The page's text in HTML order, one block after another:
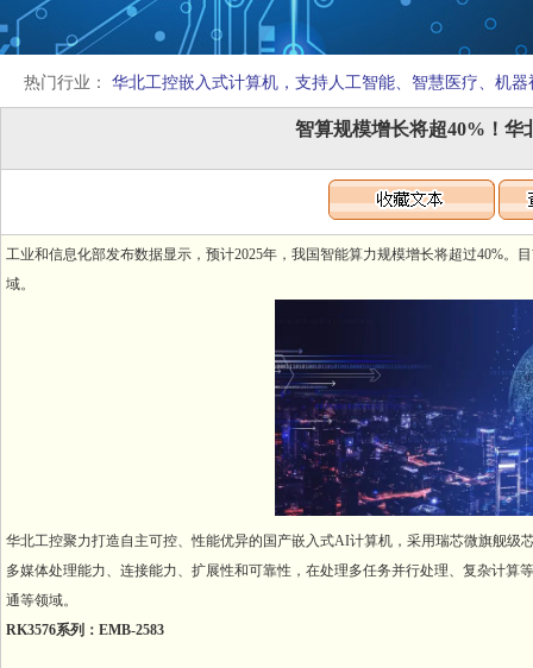
热门行业： 华北工控嵌入式计算机，支持人工智能、智慧医疗、机
智算规模增长将超40%！
工业和信息化部发布数据显示，预计2025年，我国智能算力规模增长将超过40%
域。
华北工控聚力打造自主可控、性能优异的国产嵌入式AI计算机，采用瑞芯微旗舰
多媒体处理能力、连接能力、扩展性和可靠性，在处理多任务并行处理、复杂计
通等领域。
RK3576系列：EMB-2583